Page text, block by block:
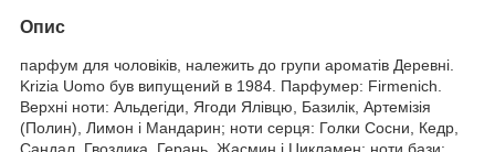
Опис
парфум для чоловіків, належить до групи ароматів Деревні.
Krizia Uomo був випущений в 1984. Парфумер: Firmenich.
Верхні ноти: Альдегіди, Ягоди Ялівцю, Базилік, Артемізія
(Полин), Лимон і Мандарин; ноти серця: Голки Сосни, Кедр,
Сандал, Гвоздика, Герань, Жасмин і Цикламен; ноти бази: